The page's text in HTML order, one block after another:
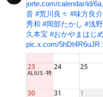
jorte.com/calendar/id/
音 #荒川良々 #味方良介
秀和 #岡部たかし #浅
久本宝 #おかやまはじ
pic.x.com/5hDt4R6uJR